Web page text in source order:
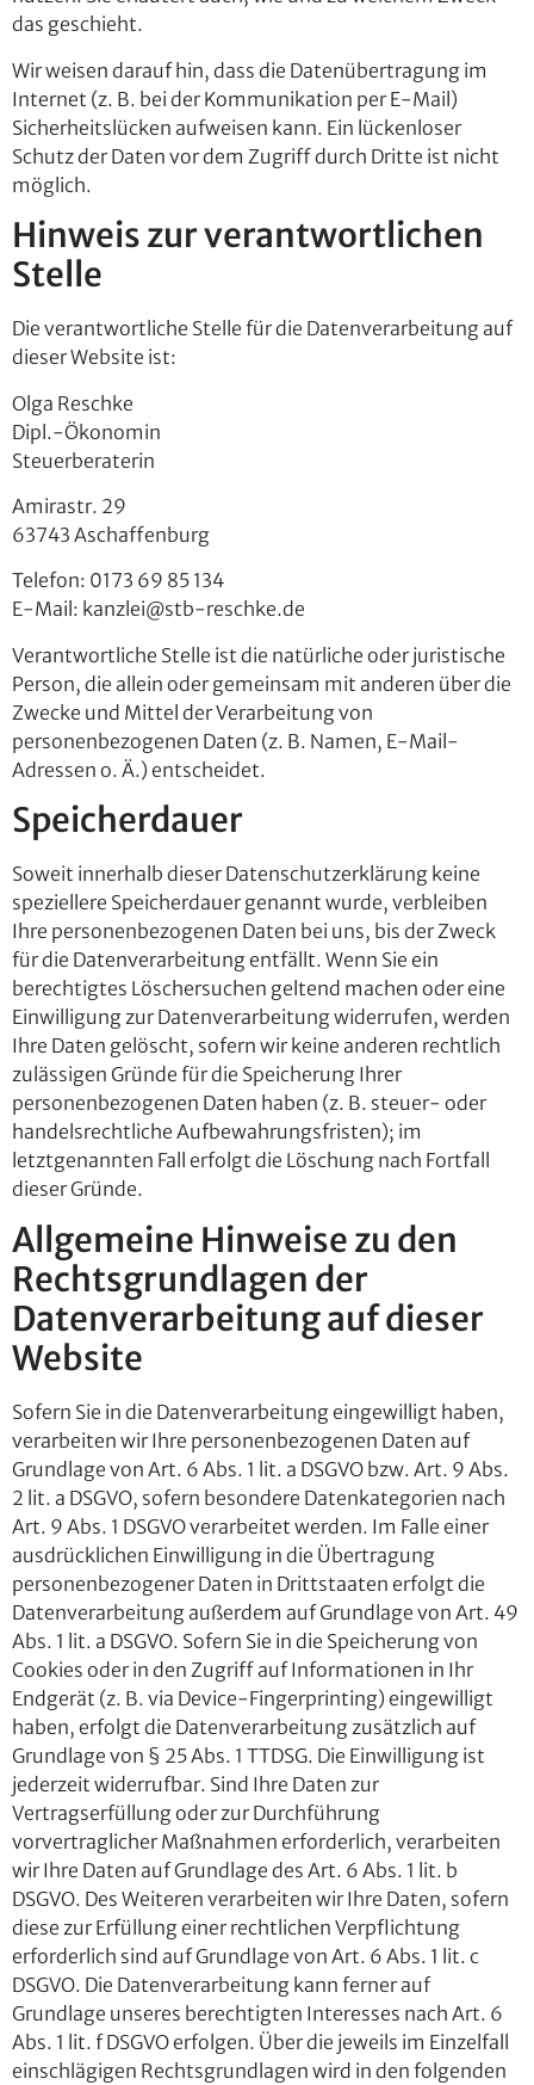
das geschieht.
Wir weisen darauf hin, dass die Datenübertragung im
Internet (z. B. bei der Kommunikation per E-Mail)
Sicherheitslücken aufweisen kann. Ein lückenloser
Schutz der Daten vor dem Zugriff durch Dritte ist nicht
möglich.
Hinweis zur verantwortlichen
Stelle
Die verantwortliche Stelle für die Datenverarbeitung auf
dieser Website ist:
Olga Reschke
Dipl.-Ökonomin
Steuerberaterin
Amirastr. 29
63743 Aschaffenburg
Telefon: 0173 69 85 134
E-Mail: kanzlei@stb-reschke.de
Verantwortliche Stelle ist die natürliche oder juristische
Person, die allein oder gemeinsam mit anderen über die
Zwecke und Mittel der Verarbeitung von
personenbezogenen Daten (z. B. Namen, E-Mail-
Adressen o. Ä.) entscheidet.
Speicherdauer
Soweit innerhalb dieser Datenschutzerklärung keine
speziellere Speicherdauer genannt wurde, verbleiben
Ihre personenbezogenen Daten bei uns, bis der Zweck
für die Datenverarbeitung entfällt. Wenn Sie ein
berechtigtes Löschersuchen geltend machen oder eine
Einwilligung zur Datenverarbeitung widerrufen, werden
Ihre Daten gelöscht, sofern wir keine anderen rechtlich
zulässigen Gründe für die Speicherung Ihrer
personenbezogenen Daten haben (z. B. steuer- oder
handelsrechtliche Aufbewahrungsfristen); im
letztgenannten Fall erfolgt die Löschung nach Fortfall
dieser Gründe.
Allgemeine Hinweise zu den
Rechtsgrundlagen der
Datenverarbeitung auf dieser
Website
Sofern Sie in die Datenverarbeitung eingewilligt haben,
verarbeiten wir Ihre personenbezogenen Daten auf
Grundlage von Art. 6 Abs. 1 lit. a DSGVO bzw. Art. 9 Abs.
2 lit. a DSGVO, sofern besondere Datenkategorien nach
Art. 9 Abs. 1 DSGVO verarbeitet werden. Im Falle einer
ausdrücklichen Einwilligung in die Übertragung
personenbezogener Daten in Drittstaaten erfolgt die
Datenverarbeitung außerdem auf Grundlage von Art. 49
Abs. 1 lit. a DSGVO. Sofern Sie in die Speicherung von
Cookies oder in den Zugriff auf Informationen in Ihr
Endgerät (z. B. via Device-Fingerprinting) eingewilligt
haben, erfolgt die Datenverarbeitung zusätzlich auf
Grundlage von § 25 Abs. 1 TTDSG. Die Einwilligung ist
jederzeit widerrufbar. Sind Ihre Daten zur
Vertragserfüllung oder zur Durchführung
vorvertraglicher Maßnahmen erforderlich, verarbeiten
wir Ihre Daten auf Grundlage des Art. 6 Abs. 1 lit. b
DSGVO. Des Weiteren verarbeiten wir Ihre Daten, sofern
diese zur Erfüllung einer rechtlichen Verpflichtung
erforderlich sind auf Grundlage von Art. 6 Abs. 1 lit. c
DSGVO. Die Datenverarbeitung kann ferner auf
Grundlage unseres berechtigten Interesses nach Art. 6
Abs. 1 lit. f DSGVO erfolgen. Über die jeweils im Einzelfall
einschlägigen Rechtsgrundlagen wird in den folgenden